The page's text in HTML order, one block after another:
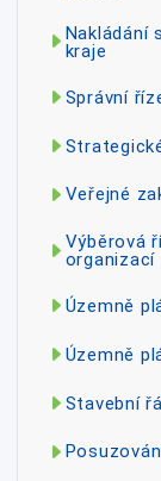
Nakládání
kraje
Správní
Veřejné
Výběrová
organizací
Územně
Územně
Stavební